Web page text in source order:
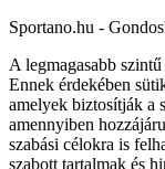
Sportano.hu -
A legmagasabb
Ennek érdekében
amelyek biztosítják a
amennyiben
szabási célokra is
szabott tartalmak és